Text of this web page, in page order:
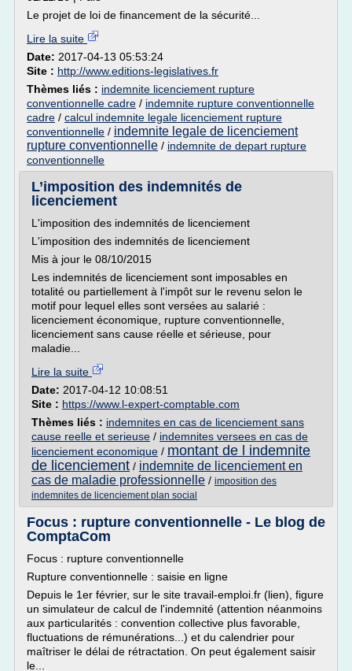
Le projet de loi de financement de la sécurité...
Lire la suite
Date: 2017-04-13 05:53:24
Site : http://www.editions-legislatives.fr
Thèmes liés : indemnite licenciement rupture
conventionnelle cadre / indemnite rupture conventionnelle
cadre / calcul indemnite legale licenciement rupture
conventionnelle / indemnite legale de licenciement
rupture conventionnelle / indemnite de depart rupture
conventionnelle
L’imposition des indemnités de
licenciement
L'imposition des indemnités de licenciement
L'imposition des indemnités de licenciement
Mis à jour le 08/10/2015
Les indemnités de licenciement sont imposables en
totalité ou partiellement à l'impôt sur le revenu selon le
motif pour lequel elles sont versées au salarié :
licenciement économique, rupture conventionnelle,
licenciement sans cause réelle et sérieuse, pour
maladie...
Lire la suite
Date: 2017-04-12 10:08:51
Site : https://www.l-expert-comptable.com
Thèmes liés : indemnites en cas de licenciement sans
cause reelle et serieuse / indemnites versees en cas de
licenciement economique / montant de l indemnite
de licenciement / indemnite de licenciement en
cas de maladie professionnelle / imposition des
indemnites de licenciement plan social
Focus : rupture conventionnelle - Le blog de
ComptaCom
Focus : rupture conventionnelle
Rupture conventionnelle : saisie en ligne
Depuis le 1er février, sur le site travail-emploi.fr (lien), figure
un simulateur de calcul de l'indemnité (attention néanmoins
aux particularités : convention collective plus favorable,
fluctuations de rémunérations...) et du calendrier pour
maîtriser le délai de rétractation. On peut également saisir
le...